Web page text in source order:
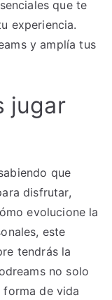
que te
experiencia.
y amplía tus
jugar
que
disfrutar,
evolucione la
este
tendrás la
no solo
forma de vida